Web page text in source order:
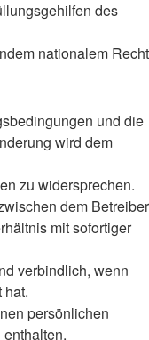
des
nationalem Recht
und die
wird dem
zu widersprechen.
dem Betreiber
mit sofortiger
verbindlich, wenn
hat.
persönlichen